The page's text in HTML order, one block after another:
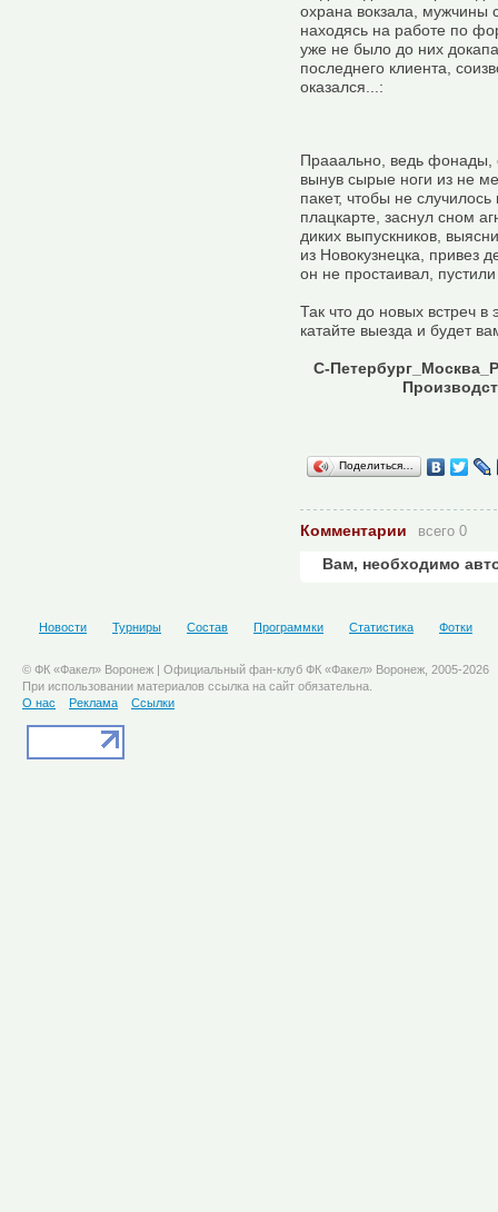
охрана вокзала, мужчины
находясь на работе по
уже не было до них
последнего клиента,
оказался...:
Прааально, ведь фонады,
вынув сырые ноги из не
пакет, чтобы не
плацкарте, заснул сном
диких выпускников,
из Новокузнецка, привез
он не простаивал,
Так что до новых встреч
катайте выезда и будет
С-
Поделиться…
Комментарии всего 0
Вам, необходимо
Новости Турниры Состав Программки Статистика Фотки
© ФК «Факел» Воронеж | Официальный фан-клуб ФК «Факел» Воронеж, 2005-2026
При использовании материалов ссылка на сайт обязательна.
О нас
Реклама Ссылки